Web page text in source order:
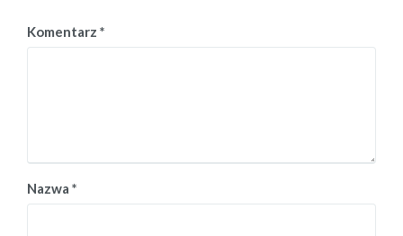
Komentarz *
Nazwa *